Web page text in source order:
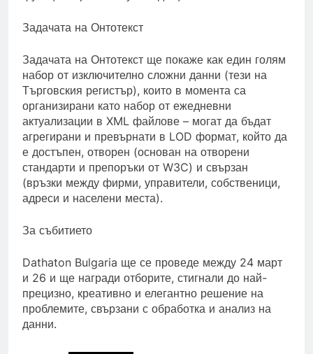
Задачата на Онтотекст
Задачата на Онтотекст ще покаже как един голям
набор от изключително сложни данни (тези на
Търговския регистър), които в момента са
организирани като набор от ежедневни
актуализации в XML файлове – могат да бъдат
агрегирани и превърнати в LOD формат, който да
е достъпен, отворен (основан на отворени
стандарти и препоръки от W3C) и свързан
(връзки между фирми, управители, собственици,
адреси и населени места).
За събитието
Dathaton Bulgaria ще се проведе между 24 март
и 26 и ще награди отборите, стигнали до най-
прецизно, креативно и елегантно решение на
проблемите, свързани с обработка и анализ на
данни.